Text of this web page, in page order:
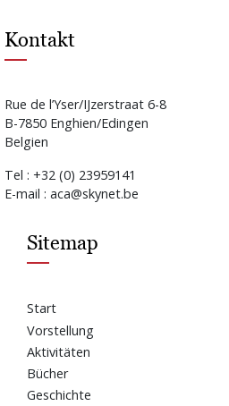
Kontakt
Rue de l’Yser/IJzerstraat 6-8
B-7850 Enghien/Edingen
Belgien
Tel : +32 (0) 23959141
E-mail : aca@skynet.be
Sitemap
Start
Vorstellung
Aktivitäten
Bücher
Geschichte